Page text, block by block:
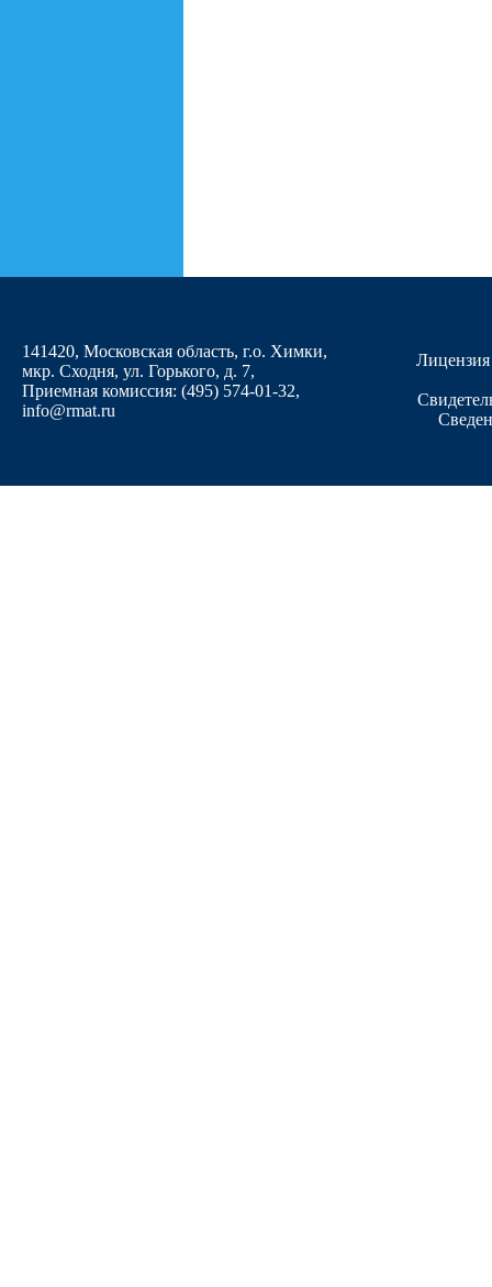
141420, Московская область, г.о. Химки,
мкр. Сходня, ул. Горького, д. 7,
Приемная комиссия: (495) 574-01-32,
info@rmat.ru